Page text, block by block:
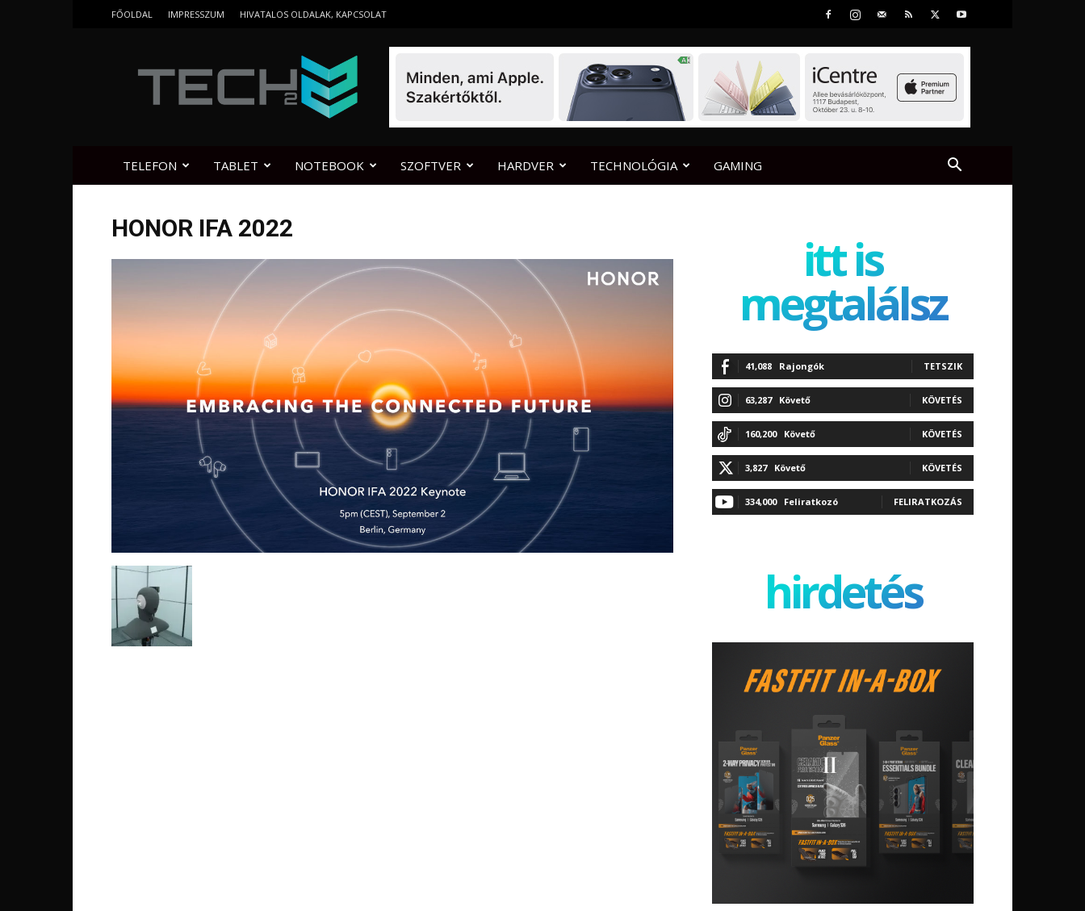
FŐOLDAL IMPRESSZUM HIVATALOS OLDALAK, KAPCSOLAT
TELEFON TABLET NOTEBOOK SZOFTVER HARDVER TECHNOLÓGIA GAMING
HONOR IFA 2022
itt is
megtalálsz
41,088 Rajongók TETSZIK
63,287 Követő KÖVETÉS
160,200 Követő KÖVETÉS
3,827 Követő KÖVETÉS
334,000 Feliratkozó FELIRATKOZÁS
hirdetés